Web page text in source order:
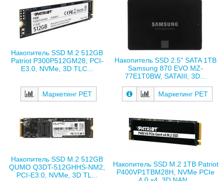
Накопитель SSD M.2 512GB
Patriot P300P512GM28, PCI-
E3.0, NVMe, 3D TLC...
Маркетинг РЕТ
Накопитель SSD 2.5" SATA 1TB
Samsung 870 EVO MZ-
77E1T0BW, SATAIII, 3D...
Маркетинг РЕТ
Накопитель SSD M.2 512GB
QUMO Q3DT-512GHHS-NM2,
PCI-E3.0, NVMe, 3D TL...
Накопитель SSD M.2 1TB Patriot
P400VP1TBM28H, NVMe PCIe